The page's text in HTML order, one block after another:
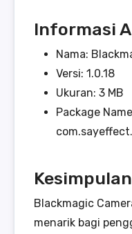
Informasi
Nama:
Versi: 1.0.18
Ukuran: 3 MB
Package
Kesimpulan
Blackmagic
menarik bagi